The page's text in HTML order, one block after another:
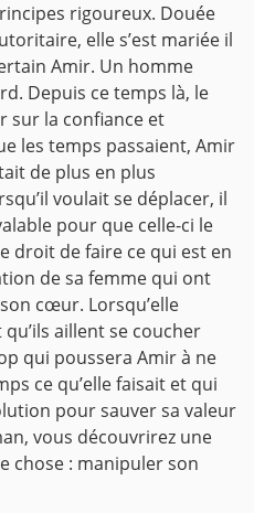
rigoureux. Douée
elle s’est mariée il
Amir. Un homme
Depuis ce temps là, le
sur la confiance et
les temps passaient, Amir
de plus en plus
voulait se déplacer, il
pour que celle-ci le
droit de faire ce qui est en
de sa femme qui ont
cœur. Lorsqu’elle
aillent se coucher
qui poussera Amir à ne
ce qu’elle faisait et qui
pour sauver sa valeur
vous découvrirez une
chose : manipuler son